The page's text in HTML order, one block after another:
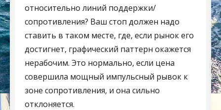
относительно линий поддержки/
сопротивления? Ваш стоп должен надо
ставить в таком месте, где, если рынок его
достигнет, графический паттерн окажется
нерабочим. Это нормально, если цена
совершила мощный импульсный рывок к
зоне сопротивления, и она сильно
отклоняется.